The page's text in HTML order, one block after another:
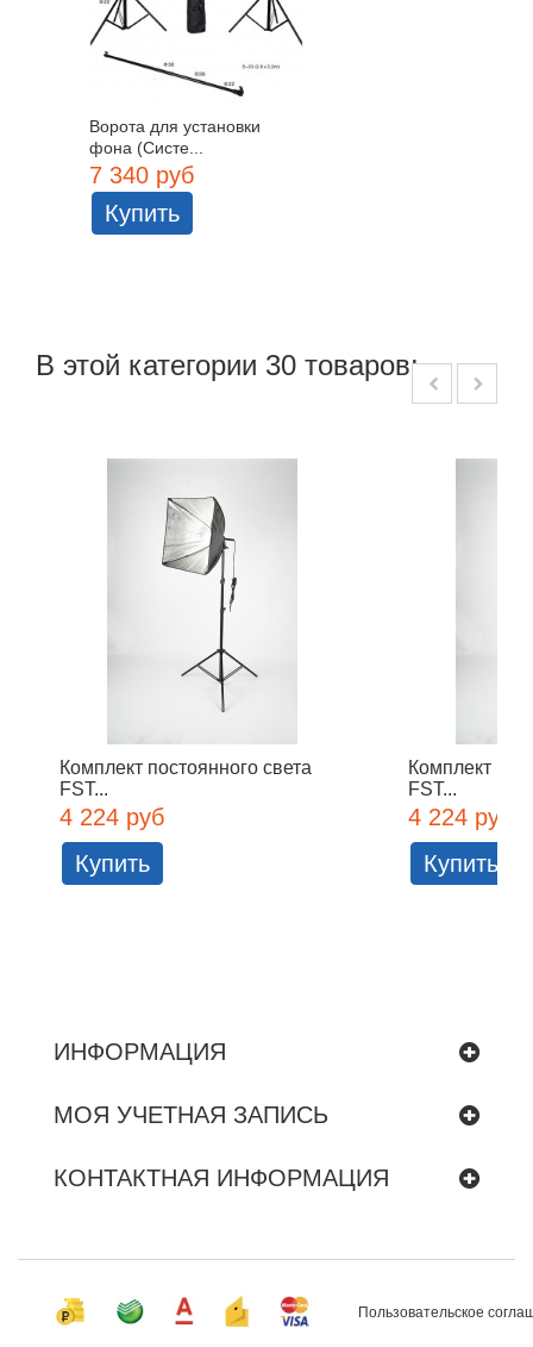
Ворота для установки
фона (Систе...
7 340 руб
Купить
В этой категории 30 товаров:
Комплект постоянного света
FST...
4 224 руб
Купить
Комплект
FST...
4 224 руб
Купить
ИНФОРМАЦИЯ
МОЯ УЧЕТНАЯ ЗАПИСЬ
КОНТАКТНАЯ ИНФОРМАЦИЯ
Пользовательское